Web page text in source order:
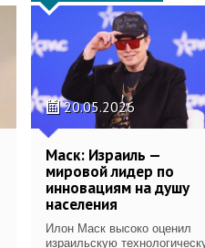
20.05.2026
Маск: Израиль —
мировой лидер по
инновациям на душу
населения
Илон Маск высоко оценил
израильскую